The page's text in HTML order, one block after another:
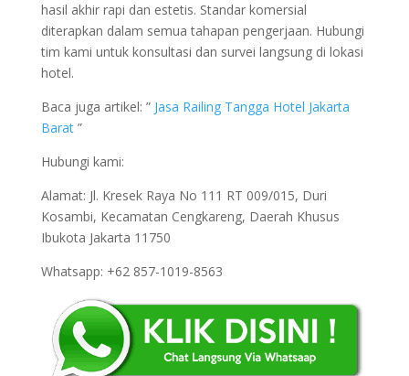
hasil akhir rapi dan estetis. Standar komersial
diterapkan dalam semua tahapan pengerjaan. Hubungi
tim kami untuk konsultasi dan survei langsung di lokasi
hotel.
Baca juga artikel: ” Jasa Railing Tangga Hotel Jakarta
Barat”
Hubungi kami:
Alamat: Jl. Kresek Raya No 111 RT 009/015, Duri
Kosambi, Kecamatan Cengkareng, Daerah Khusus
Ibukota Jakarta 11750
Whatsapp: +62 857-1019-8563